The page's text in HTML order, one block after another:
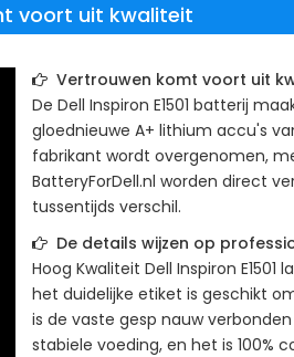
voort uit kwaliteit
Vertrouwen komt voort uit
De Dell Inspiron E1501 batterij
gloednieuwe A+ lithium accu's
fabrikant wordt overgenomen,
BatteryForDell.nl worden direct
tussentijds verschil.
De details wijzen op
Hoog Kwaliteit Dell Inspiron E1501
het duidelijke etiket is geschikt
is de vaste gesp nauw
stabiele voeding, en het is 100%